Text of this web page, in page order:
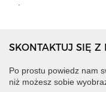
SKONTAKTUJ SIĘ Z
Po prostu powiedz nam
niż możesz sobie